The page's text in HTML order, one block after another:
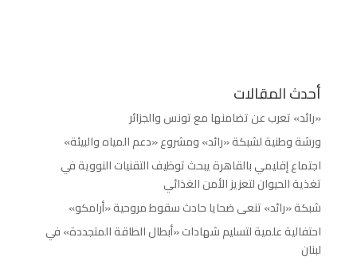
أحدث المقالات
«رائد» تعرب عن تضامنها مع تونس والجزائر
ورشة وطنية لشبكة «رائد» ومشروع «دعم المياه والبيئة»
اجتماع إقليمي بالقاهرة يبحث توظيف التقنيات النووية في
تغذية الحيوان لتعزيز الأمن الغذائي
شبكة «رائد» تنعى ضحايا حادث سقوط مروحية «أرامكو»
احتفالية علمية لتسليم شهادات «أبطال الطاقة المتجددة» في
لبنان